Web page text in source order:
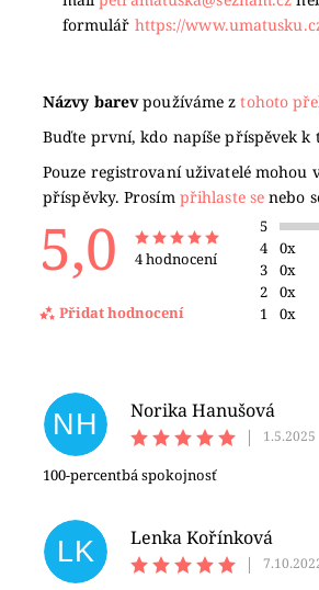
formulář https://
Názvy barev používáme ztohoto
Buďte první, kdo napíše příspěvek k
Pouze registrovaní uživatelé mohou
příspěvky. Prosím přihlaste se nebo
5,0 4 hodnocení
Přidat hodnocení
5
4
0x
3
0x
2
0x
1
0x
NH
Norika Hanušová
|
1.5.2025
100-percentbá spokojnosť
LK
Lenka Kořínková
|